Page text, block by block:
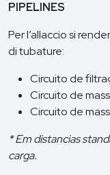
PIPELINES
Per l’allaccio si
di tubature:
Circuito de
Circuito de
Circuito de
* Em distancias
carga.